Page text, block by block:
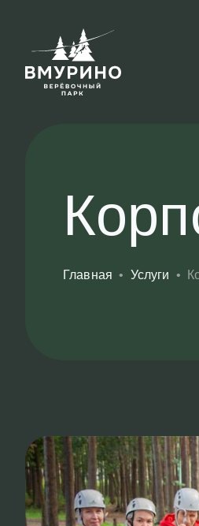
Главная • Услуги •